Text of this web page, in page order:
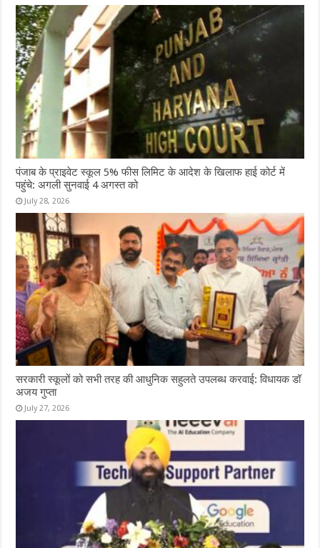
पंजाब के प्राइवेट स्कूल 5% फीस लिमिट के आदेश के खिलाफ हाई कोर्ट में
पहुंचे: अगली सुनवाई 4 अगस्त को
July 28, 2026
सरकारी स्कूलों को सभी तरह की आधुनिक सहुलते उपलब्ध करवाई: विधायक डॉ
अजय गुप्ता
July 27, 2026